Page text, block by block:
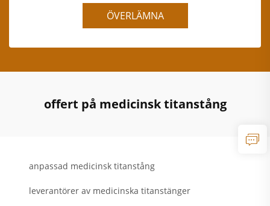
ÖVERLÄMNA
offert på medicinsk titanstång
anpassad medicinsk titanstång
leverantörer av medicinska titanstänger